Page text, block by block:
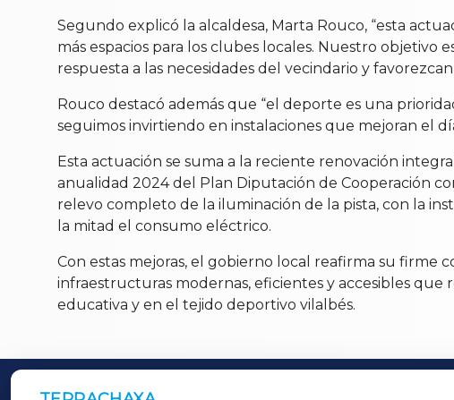
Segundo explicó la alcaldesa, Marta Rouco, “esta
más espacios para los clubes locales. Nuestro
respuesta a las necesidades del vecindario y
Rouco destacó además que “el deporte es una
seguimos invirtiendo en instalaciones que mejoran el
Esta actuación se suma a la reciente renovación
anualidad 2024 del Plan Diputación de Cooperación
relevo completo de la iluminación de la pista, con la
la mitad el consumo eléctrico.
Con estas mejoras, el gobierno local reafirma su firme
infraestructuras modernas, eficientes y accesibles que
educativa y en el tejido deportivo vilalbés.